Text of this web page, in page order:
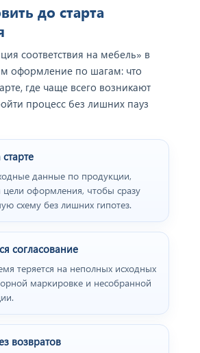
до старта
соответствия на мебель» в
оформление по шагам: что
где чаще всего возникают
процесс без лишних пауз
данные по продукции,
цели оформления, чтобы сразу
схему без лишних гипотез.
согласование
теряется на неполных исходных
маркировке и несобранной
возвратов